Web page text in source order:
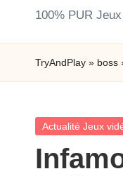
T
r
y
A
n
100% PUR
TryAndPlay » boss
Posted
Actualité Jeux